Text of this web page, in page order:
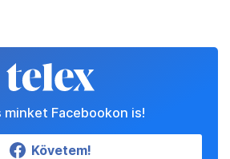
minket Facebookon is!
Követem!